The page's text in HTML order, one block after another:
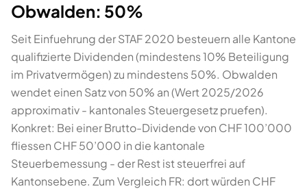
Obwalden: 50%
Seit Einfuehrung der STAF 2020 besteuern alle Kantone
qualifizierte Dividenden (mindestens 10% Beteiligung
im Privatvermögen) zu mindestens 50%. Obwalden
wendet einen Satz von 50% an (Wert 2025/2026
approximativ - kantonales Steuergesetz pruefen).
Konkret: Bei einer Brutto-Dividende von CHF 100’000
fliessen CHF 50’000 in die kantonale
Steuerbemessung - der Rest ist steuerfrei auf
Kantonsebene. Zum Vergleich FR: dort würden CHF